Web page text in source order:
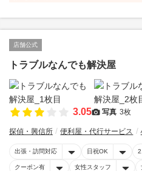
店舗公式
トラブルなんでも解決屋
3.05 写真 3枚
探偵・興信所 便利屋・代行サービス
出張・訪問対応 日祝OK
クーポン有 女性スタッフ